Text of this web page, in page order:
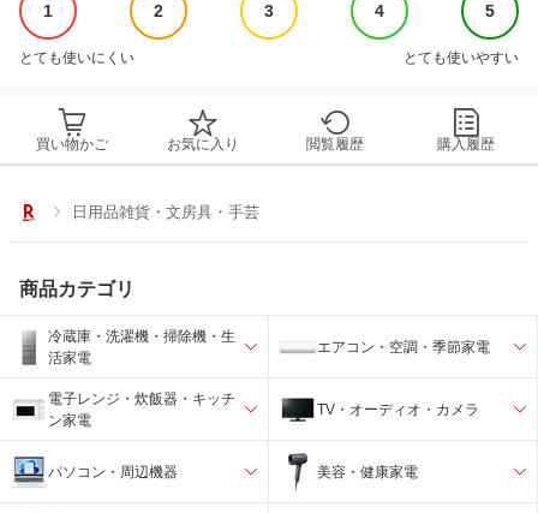
1 2 3 4 5
とても使いにくい とても使いやすい
買い物かご お気に入り 閲覧履歴 購入履歴
日用品雑貨・文房具・手芸
商品カテゴリ
冷蔵庫・洗濯機・掃除機・生
活家電
エアコン・空調・季節家電
電子レンジ・炊飯器・キッチ
ン家電
TV・オーディオ・カメラ
パソコン・周辺機器 美容・健康家電